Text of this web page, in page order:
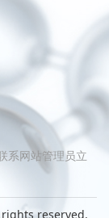
系网站管理员立
rights reserved.